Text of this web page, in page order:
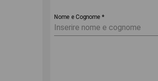
Anagrafica
Nome e Cognome *
Email